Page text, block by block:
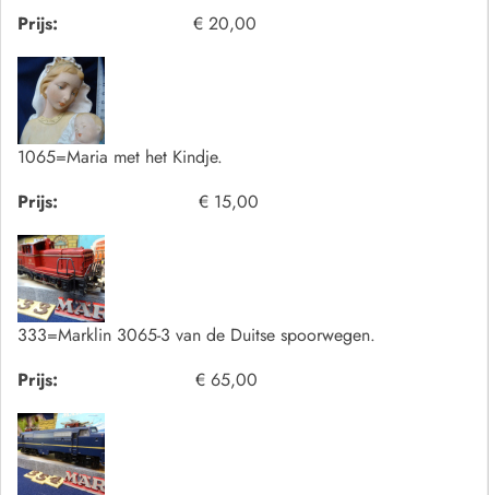
Prijs:
€ 20,00
1065=Maria met het Kindje.
Prijs:
€ 15,00
333=Marklin 3065-3 van de Duitse spoorwegen.
Prijs:
€ 65,00